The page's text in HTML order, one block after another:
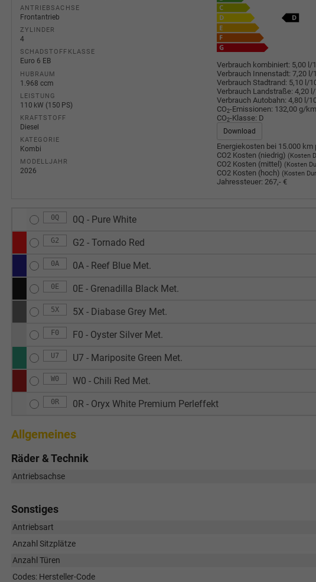
ANTRIEBSACHSE
Frontantrieb
ZYLINDER
4
SCHADSTOFFKLASSE
Euro 6 EB
HUBRAUM
1.968 ccm
LEISTUNG
110 kW (150 PS)
KRAFTSTOFF
Diesel
KATEGORIE
Kombi
MODELLJAHR
2026
Verbrauch kombiniert: 5,00 l/
Verbrauch Innenstadt: 7,20 l/
Verbrauch Stadtrand: 5,10 l/
Verbrauch Landstraße: 4,20
Verbrauch Autobahn: 4,80 l/
CO2-Emissionen: 132,00 g/km
CO2-Klasse: D
Download
Energiekosten bei 15.000 km
CO2 Kosten (niedrig) (Kosten
CO2 Kosten (mittel) (Kosten
CO2 Kosten (hoch) (Kosten
Jahressteuer: 267,- €
0Q 0Q - Pure White
G2 G2 - Tornado Red
0A 0A - Reef Blue Met.
0E 0E - Grenadilla Black Met.
5X 5X - Diabase Grey Met.
F0 F0 - Oyster Silver Met.
U7 U7 - Mariposite Green Met.
W0 W0 - Chili Red Met.
0R 0R - Oryx White Premium Perleffekt
Allgemeines
Räder & Technik
Antriebsachse
Sonstiges
Antriebsart
Anzahl Sitzplätze
Anzahl Türen
Codes: Hersteller-Code